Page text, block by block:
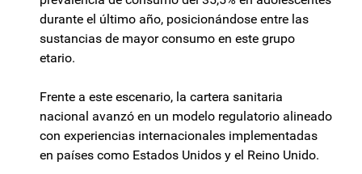
durante el último año, posicionándose entre las
sustancias de mayor consumo en este grupo
etario.
Frente a este escenario, la cartera sanitaria
nacional avanzó en un modelo regulatorio alineado
con experiencias internacionales implementadas
en países como Estados Unidos y el Reino Unido.